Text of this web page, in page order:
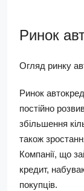
Ринок
Огляд ринку
Ринок
постійно
збільшення
також
Компанії, що
кредит,
покупців.